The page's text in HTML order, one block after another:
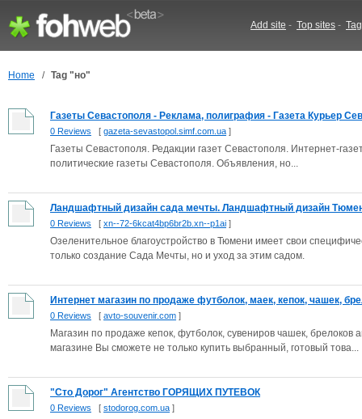
Add site - Top sites -
Home / Tag "но"
Газеты Севастополя - Реклама, полиграфия - Газета Курьер
0 Reviews [ gazeta-sevastopol.simf.com.ua ]
Газеты Севастополя. Редакции газет Севастополя. Интернет-
политические газеты Севастополя. Объявления, но...
Ландшафтный дизайн сада мечты. Ландшафтный дизайн
0 Reviews [ xn--72-6kcat4bp6br2b.xn--p1ai ]
Озеленительное благоустройство в Тюмени имеет свои
только создание Сада Мечты, но и уход за этим садом.
Интернет магазин по продаже футболок, маек, кепок, чашек,
0 Reviews [ avto-souvenir.com ]
Магазин по продаже кепок, футболок, сувениров чашек,
магазине Вы сможете не только купить выбранный, готовый това...
"Сто Дорог" Агентство ГОРЯЩИХ ПУТЕВОК
0 Reviews [ stodorog.com.ua ]